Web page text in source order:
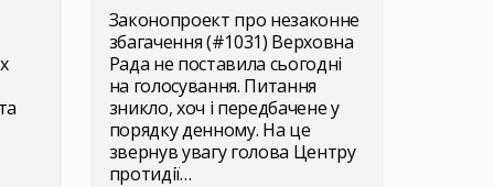
Законопроект про незаконне
збагачення (#1031) Верховна
Рада не поставила сьогодні
на голосування. Питання
зникло, хоч і передбачене у
порядку денному. На це
звернув увагу голова Центру
протидії…